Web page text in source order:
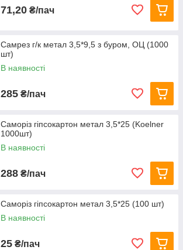
71,20 ₴/пач
Самрез г/к метал 3,5*9,5 з буром, ОЦ (1000
шт)
В наявності
285 ₴/пач
Саморіз гіпсокартон метал 3,5*25 (Koelner
1000шт)
В наявності
288 ₴/пач
Саморіз гіпсокартон метал 3,5*25 (100 шт)
В наявності
25 ₴/пач